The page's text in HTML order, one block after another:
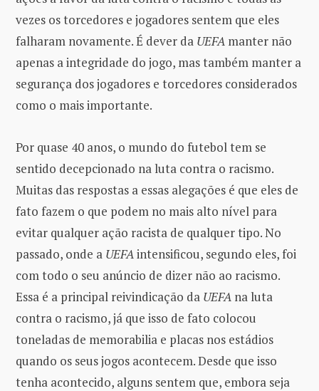
vezes os torcedores e jogadores sentem que eles
falharam novamente. É dever da UEFA manter não
apenas a integridade do jogo, mas também manter a
segurança dos jogadores e torcedores considerados
como o mais importante.
Por quase 40 anos, o mundo do futebol tem se
sentido decepcionado na luta contra o racismo.
Muitas das respostas a essas alegações é que eles de
fato fazem o que podem no mais alto nível para
evitar qualquer ação racista de qualquer tipo. No
passado, onde a UEFA intensificou, segundo eles, foi
com todo o seu anúncio de dizer não ao racismo.
Essa é a principal reivindicação da UEFA na luta
contra o racismo, já que isso de fato colocou
toneladas de memorabilia e placas nos estádios
quando os seus jogos acontecem. Desde que isso
tenha acontecido, alguns sentem que, embora seja